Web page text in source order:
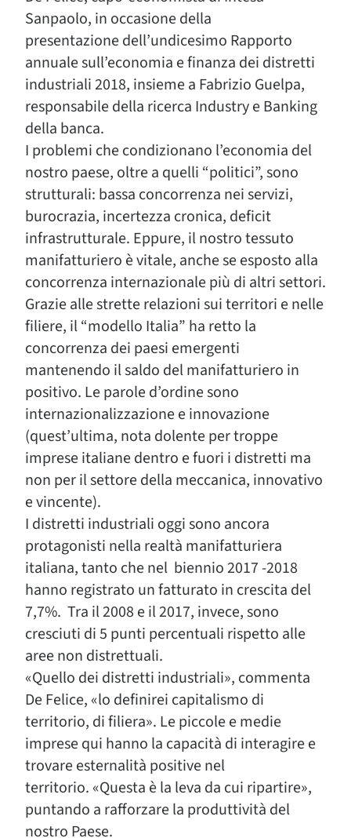
Sanpaolo, in occasione della
presentazione dell’undicesimo Rapporto
annuale sull’economia e finanza dei distretti
industriali 2018, insieme a Fabrizio Guelpa,
responsabile della ricerca Industry e Banking
della banca.
I problemi che condizionano l’economia del
nostro paese, oltre a quelli “politici”, sono
strutturali: bassa concorrenza nei servizi,
burocrazia, incertezza cronica, deficit
infrastrutturale. Eppure, il nostro tessuto
manifatturiero è vitale, anche se esposto alla
concorrenza internazionale più di altri settori.
Grazie alle strette relazioni sui territori e nelle
filiere, il “modello Italia” ha retto la
concorrenza dei paesi emergenti
mantenendo il saldo del manifatturiero in
positivo. Le parole d’ordine sono
internazionalizzazione e innovazione
(quest’ultima, nota dolente per troppe
imprese italiane dentro e fuori i distretti ma
non per il settore della meccanica, innovativo
e vincente).
I distretti industriali oggi sono ancora
protagonisti nella realtà manifatturiera
italiana, tanto che nel biennio 2017 -2018
hanno registrato un fatturato in crescita del
7,7%. Tra il 2008 e il 2017, invece, sono
cresciuti di 5 punti percentuali rispetto alle
aree non distrettuali.
«Quello dei distretti industriali», commenta
De Felice, «lo definirei capitalismo di
territorio, di filiera». Le piccole e medie
imprese qui hanno la capacità di interagire e
trovare esternalità positive nel
territorio. «Questa è la leva da cui ripartire»,
puntando a rafforzare la produttività del
nostro Paese.